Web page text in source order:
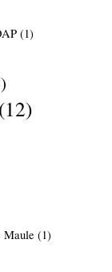
(1)
(12)
Maule (1)